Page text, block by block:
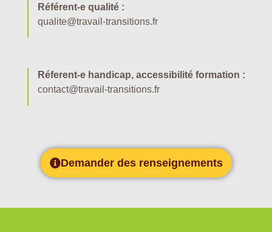
Référent-e qualité :
qualite@travail-transitions.fr
Réferent-e handicap, accessibilité formation :
contact@travail-transitions.fr
Demander des renseignements